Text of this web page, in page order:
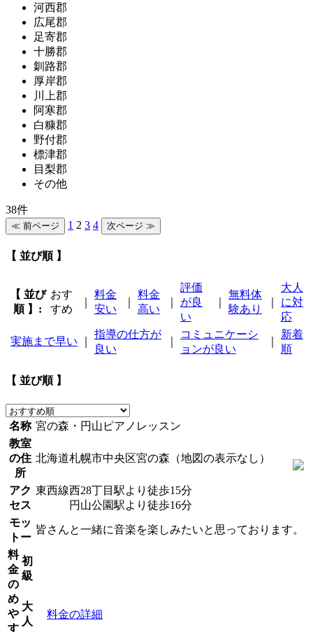
河西郡
広尾郡
足寄郡
十勝郡
釧路郡
厚岸郡
川上郡
阿寒郡
白糠郡
野付郡
標津郡
目梨郡
その他
38件
1 2 3 4
【 並び順 】
【 並び
順 】:
おす
すめ
料金
安い
料金
高い
評価
が良
い
無料体
験あり
大人
に対
応
実施まで早い
指導の仕方が
良い
コミュニケーシ
ョンが良い
新着
順
【 並び順 】
名称 宮の森・円山ピアノレッスン
教室
の住
所
北海道札幌市中央区宮の森（地図の表示なし）
アク
セス
東西線西28丁目駅より徒歩15分
円山公園駅より徒歩16分
モッ
トー
皆さんと一緒に音楽を楽しみたいと思っております。
料
金
の
め
や
す
初
級
大
人
料金の詳細